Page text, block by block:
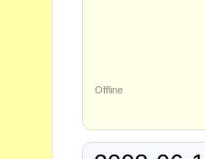
Offline